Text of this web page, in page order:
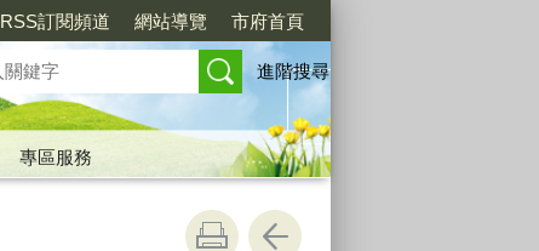
RSS訂閱頻道 網站導覽 市府首頁
進階搜尋
專區服務